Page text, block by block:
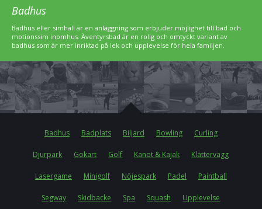
Badhus
Badhus eller simhall är en anläggning som erbjuder möjlighet till bad och
motionssim inomhus. Äventyrsbad är en rolig och omtyckt variant av
badhus som är mer inriktad på lek och upplevelse för hela familjen.
Badhus Badplats Biljard Bowling Curling
Djurpark Gokart Golf Kanot & Kajak Klättervägg
Lasergame Minigolf Nöjespark Padel Paintball
Segway Skidbacke Spa Squash Upplevelse